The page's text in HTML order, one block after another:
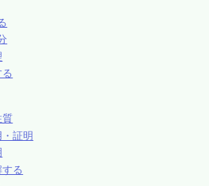
質
証明
る